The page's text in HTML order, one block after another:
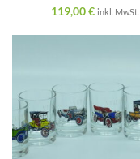
119,00€ inkl. MwSt.